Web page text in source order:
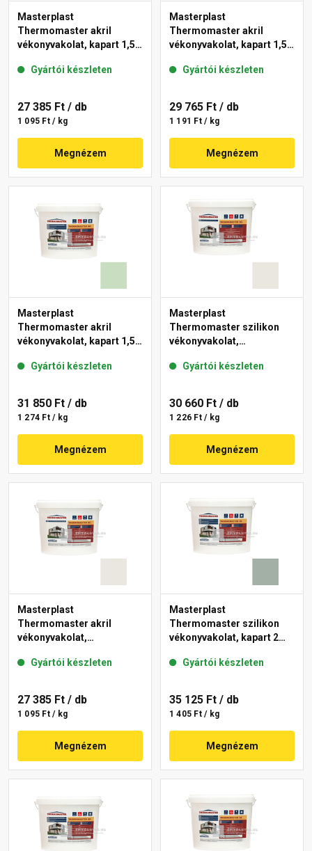
Masterplast
Thermomaster akril
vékonyvakolat, kapart 1,5
Gyártói készleten
27 385 Ft / db
1 095 Ft / kg
Megnézem
Masterplast
Thermomaster akril
vékonyvakolat, kapart 1,5
Gyártói készleten
29 765 Ft / db
1 191 Ft / kg
Megnézem
Masterplast
Thermomaster akril
vékonyvakolat, kapart 1,5
Gyártói készleten
31 850 Ft / db
1 274 Ft / kg
Megnézem
Masterplast
Thermomaster szilikon
vékonyvakolat,
45-F 25 kg
Gyártói készleten
30 660 Ft / db
1 226 Ft / kg
Megnézem
Masterplast
Thermomaster akril
vékonyvakolat,
45-F 25 kg
Gyártói készleten
27 385 Ft / db
1 095 Ft / kg
Megnézem
Masterplast
Thermomaster szilikon
vékonyvakolat, kapart 2
Gyártói készleten
35 125 Ft / db
1 405 Ft / kg
Megnézem